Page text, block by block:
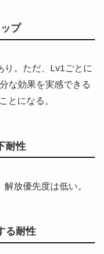
プ
り。ただ、Lv1ごとに
な効果を実感できる
とになる。
耐性
放優先度は低い。
る耐性